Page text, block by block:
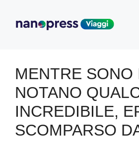
contenuto
MENTRE SONO
NOTANO
INCREDIBILE,
SCOMPARSO